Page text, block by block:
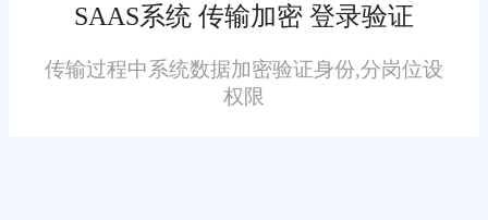
户行为等关键指标。通过数据分
析，企业可以制定更有效的营销
策略，优化库存结构，提高物流
SAAS系统 传输加密 登录验证
传输过程中系统数据加密验证身份,分岗位设
权限